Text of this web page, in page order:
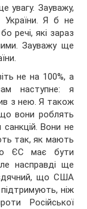
увагу. Зауважу,
Я б не
речі, які зараз
Зауважу ще
не на 100%, а
наступне: я
з нею. Я також
вони роблять
Вони не
так, як мають
ЄС має бути
насправді ще
що США
ніж
Російської